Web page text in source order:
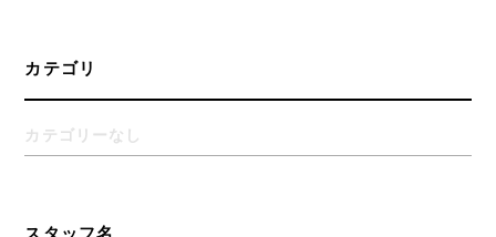
カテゴリ
カテゴリーなし